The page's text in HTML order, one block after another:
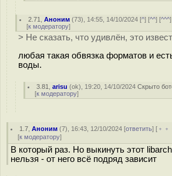
2.71 ,Аноним (73), 14:55, 14/10/2024 [^] [^^] [^^^
[к модератору]
> Не сказать, что удивлён, это
любая такая обвязка форматов и
воды.
3.81 ,arisu (ok), 19:20, 14/10/2024Скрыто
[к модератору]
1.7 ,Аноним (7), 16:43, 12/10/2024 [ответить] [
[к модератору]
В который раз. Но выкинуть этот
нельзя - от него всё подряд зависит